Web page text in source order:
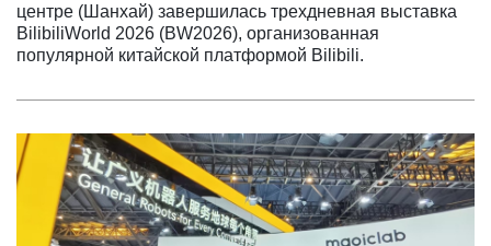
центре (Шанхай) завершилась трехдневная выставка
BilibiliWorld 2026 (BW2026), организованная
популярной китайской платформой Bilibili.